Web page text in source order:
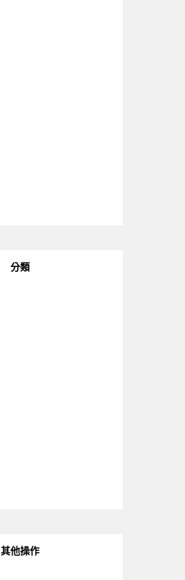
分類
其他操作